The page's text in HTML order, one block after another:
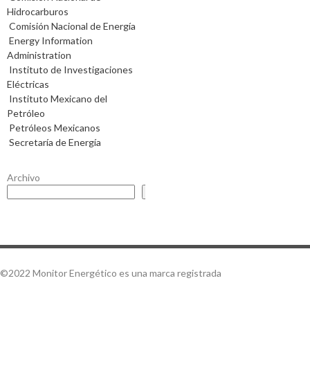
Hidrocarburos
Comisión Nacional de Energía
Energy Information
Administration
Instituto de Investigaciones
Eléctricas
Instituto Mexicano del
Petróleo
Petróleos Mexicanos
Secretaría de Energía
Archivo
©2022 Monitor Energético es una marca registrada